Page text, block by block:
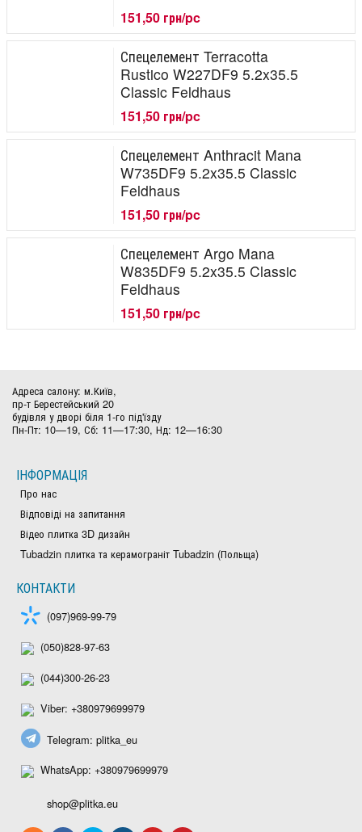
151,50 грн/pc
Спецелемент Terracotta
Rustico W227DF9 5.2x35.5
Classic Feldhaus
151,50 грн/pc
Спецелемент Anthracit Mana
W735DF9 5.2x35.5 Classic
Feldhaus
151,50 грн/pc
Спецелемент Argo Mana
W835DF9 5.2x35.5 Classic
Feldhaus
151,50 грн/pc
Адреса салону: м.Київ,
пр-т Берестейський 20
будівля у дворі біля 1-го під'їзду
Пн-Пт: 10—19, Сб: 11—17:30, Нд: 12—16:30
ІНФОРМАЦІЯ
Про нас
Відповіді на запитання
Відео плитка 3D дизайн
Tubadzin плитка та керамограніт Tubadzin (Польща)
КОНТАКТИ
(097)969-99-79
(050)828-97-63
(044)300-26-23
Viber: +380979699979
Telegram: plitka_eu
WhatsApp: +380979699979
shop@plitka.eu